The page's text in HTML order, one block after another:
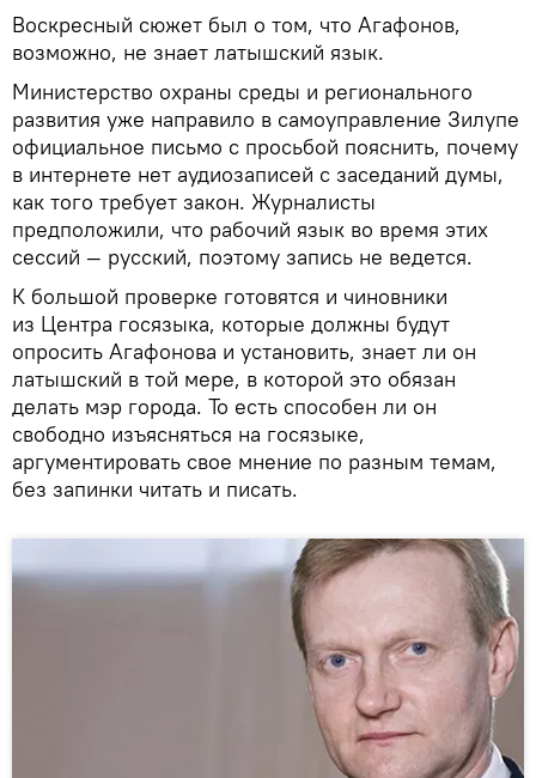
Воскресный сюжет был о том, что Агафонов,
возможно, не знает латышский язык.
Министерство охраны среды и регионального
развития уже направило в самоуправление Зилупе
официальное письмо с просьбой пояснить, почему
в интернете нет аудиозаписей с заседаний думы,
как того требует закон. Журналисты
предположили, что рабочий язык во время этих
сессий — русский, поэтому запись не ведется.
К большой проверке готовятся и чиновники
из Центра госязыка, которые должны будут
опросить Агафонова и установить, знает ли он
латышский в той мере, в которой это обязан
делать мэр города. То есть способен ли он
свободно изъясняться на госязыке,
аргументировать свое мнение по разным темам,
без запинки читать и писать.